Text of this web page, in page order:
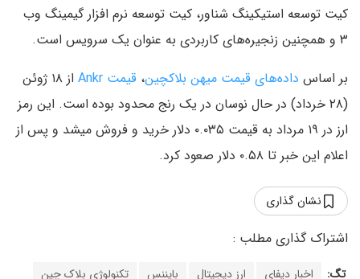
کیت توسعه استیکینگ شناور، کیت توسعه نرم افزار گیمینگ وب
۳ و همچنین زنجیره‌های کاربردی به عنوان یک سرویس است.
بر اساس داده‌های قیمت میهن بلاکچین، قیمت Ankr
از ۱۸ ژوئن
(۲۸ خرداد) در حال نوسان در یک رنج محدود بوده است. این رمز
ارز در ۱۹ مرداد به قیمت ۰.۰۳۵ دلار خرید و فروش میشد و پس از
اعلام این خبر تا ۰.۵۸ دلار صعود کرد.
نشان گذاری
تگ: اخبار دیفای ارز دیجیتال بایننس تکنولوژی بلاک چین